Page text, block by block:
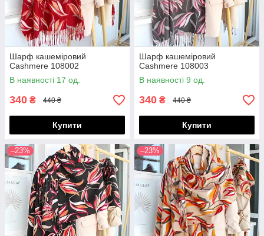
Шарф кашеміровий
Cashmere 108002
В наявності 17 од.
340 ₴ 440 ₴
Купити
Шарф кашеміровий
Cashmere 108003
В наявності 9 од.
340 ₴ 440 ₴
Купити
–23% –23%